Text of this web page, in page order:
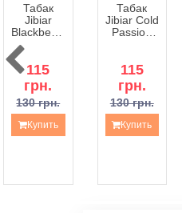
Табак
Jibiar
Blackberry
(Ежевика)
грамм
115
грн.
130 грн.
Купить
Табак
Jibiar Cold
Passion
50 грамм
115
грн.
130 грн.
Купить